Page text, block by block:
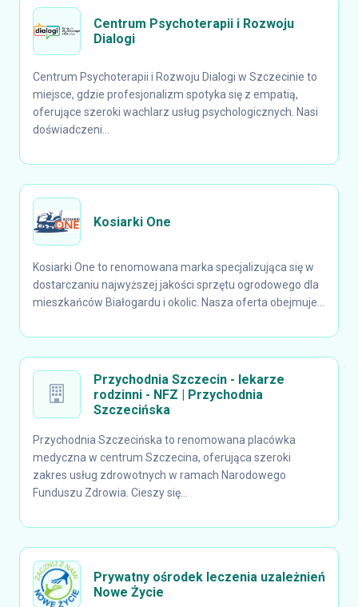
Centrum Psychoterapii i Rozwoju
Dialogi
Centrum Psychoterapii i Rozwoju Dialogi w Szczecinie to
miejsce, gdzie profesjonalizm spotyka się z empatią,
oferujące szeroki wachlarz usług psychologicznych. Nasi
doświadczeni...
Kosiarki One
Kosiarki One to renomowana marka specjalizująca się w
dostarczaniu najwyższej jakości sprzętu ogrodowego dla
mieszkańców Białogardu i okolic. Nasza oferta obejmuje...
Przychodnia Szczecin - lekarze
rodzinni - NFZ | Przychodnia
Szczecińska
Przychodnia Szczecińska to renomowana placówka
medyczna w centrum Szczecina, oferująca szeroki
zakres usług zdrowotnych w ramach Narodowego
Funduszu Zdrowia. Cieszy się...
Prywatny ośrodek leczenia uzależnień
Nowe Życie